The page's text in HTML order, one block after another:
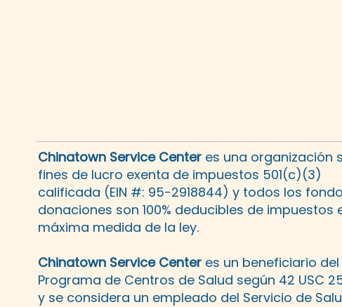
Chinatown Service Center es una organización
fines de lucro exenta de impuestos 501(c)(3)
calificada (EIN #: 95-2918844) y todos los
donaciones son 100% deducibles de impuestos
máxima medida de la ley.
Chinatown Service Center es un beneficiario del
Programa de Centros de Salud según 42 USC
y se considera un empleado del Servicio de